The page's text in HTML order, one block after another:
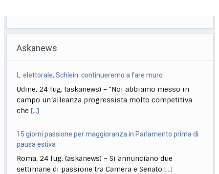
Askanews
15 giorni passione per maggioranza in Parlamento prima di
pausa estiva
Roma, 24 lug. (askanews) – Si annunciano due
settimane di passione tra Camera e Senato
Carburanti, Meloni vede Giorgetti, si valuta meccanismo
accise mobili
Roma, 24 lug. (askanews) – "Il governo è al lavoro sul
caro benzina. La presidente[...]